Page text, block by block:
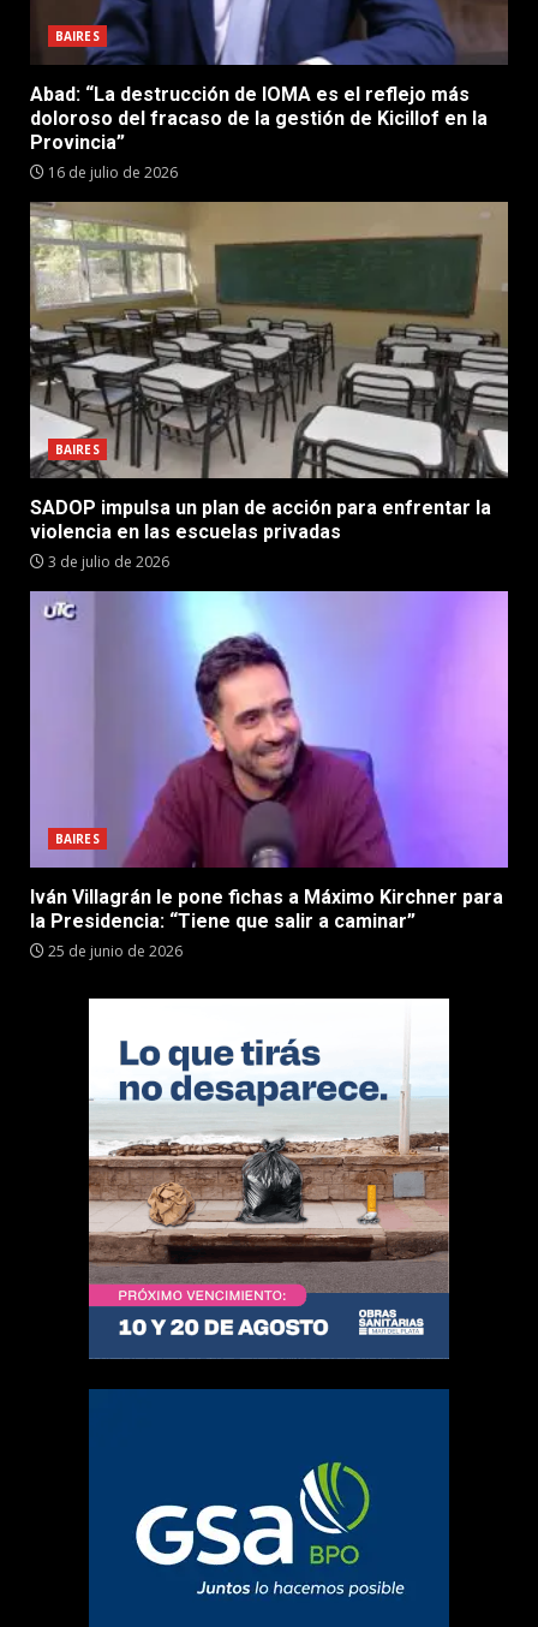
BAIRES
Abad: “La destrucción de IOMA es el reflejo más
doloroso del fracaso de la gestión de Kicillof en la
Provincia”
16 de julio de 2026
BAIRES
SADOP impulsa un plan de acción para enfrentar la
violencia en las escuelas privadas
3 de julio de 2026
BAIRES
Iván Villagrán le pone fichas a Máximo Kirchner para
la Presidencia: “Tiene que salir a caminar”
25 de junio de 2026